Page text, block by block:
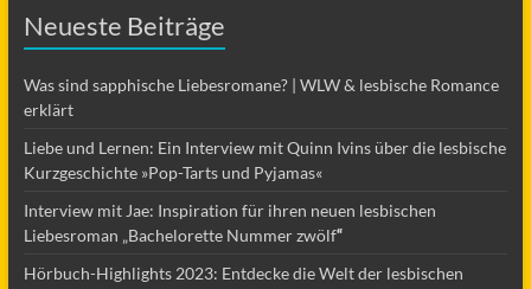
Neueste Beiträge
Was sind sapphische Liebesromane? | WLW & lesbische Romance
erklärt
Liebe und Lernen: Ein Interview mit Quinn Ivins über die lesbische
Kurzgeschichte »Pop-Tarts und Pyjamas«
Interview mit Jae: Inspiration für ihren neuen lesbischen
Liebesroman „Bachelorette Nummer zwölf“
Hörbuch-Highlights 2023: Entdecke die Welt der lesbischen